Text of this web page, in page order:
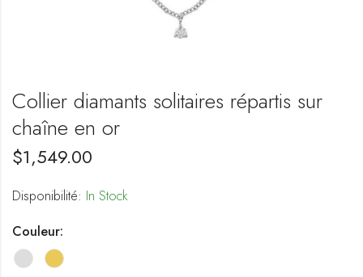
Collier diamants solitaires répartis sur
chaîne en or
$1,549.00
Disponibilité: In Stock
Couleur: